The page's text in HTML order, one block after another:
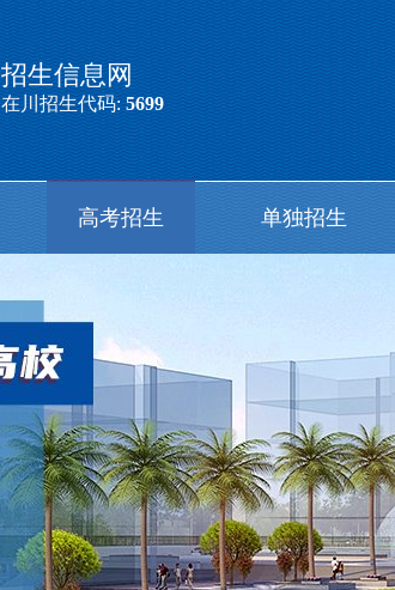
招生信息网
在川招生代码:5699
高考招生 单独招生